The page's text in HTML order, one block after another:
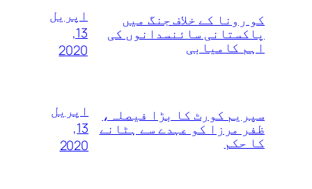
کو رونا کے خلاف جنگ میں
پاکستانی سائنسدانوں کی
اہم کامیابی
اپریل
13,
2020
سپریم کورٹ کا بڑا فیصلہ،
ظفر مرزا کو عہدے سے ہٹانے
کا حکم
اپریل
13,
2020